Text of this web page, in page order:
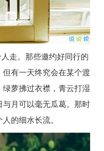
走。那些邀约好同行的
有一天终究会在某个渡
萝拂过衣襟，青云打湿
月可以毫无瓜葛。那时
的细水长流。